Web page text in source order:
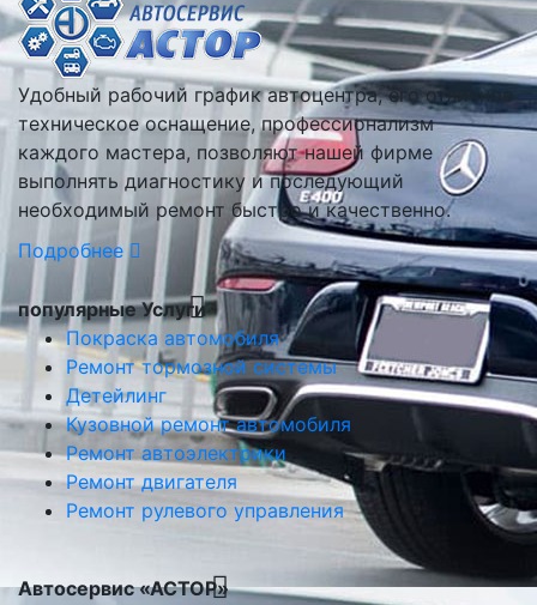
Удобный рабочий график автоцентра, его отличное
техническое оснащение, профессионализм
каждого мастера, позволяют нашей фирме
выполнять диагностику и последующий
необходимый ремонт быстро и качественно.
Подробнее
популярные Услуги
Покраска автомобиля
Ремонт тормозной системы
Детейлинг
Кузовной ремонт автомобиля
Ремонт автоэлектрики
Ремонт двигателя
Ремонт рулевого управления
Автосервис «АСТОР»